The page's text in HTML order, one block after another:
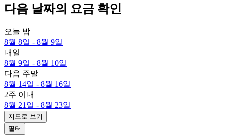
다음 날짜의 요금 확인
오늘 밤
8월 8일 - 8월 9일
내일
8월 9일 - 8월 10일
다음 주말
8월 14일 - 8월 16일
2주 이내
8월 21일 - 8월 23일
지도로 보기
필터